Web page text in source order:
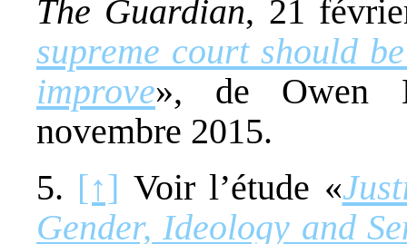
The Guardian, 21
supreme court should
improve», de Owen
novembre 2015.
5. [↑] Voir l’étude «
Gender, Ideology and